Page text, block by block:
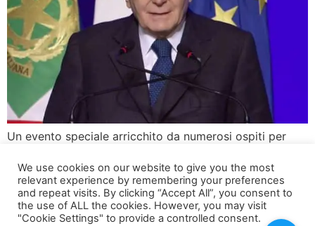
Un evento speciale arricchito da numerosi ospiti per
ufficialmente inaugurato le celebrazioni per il suo ruolo
di Capitale Italiana della Cultura 2025 con una
cerimonia che ha catturato l’attenzione di un vasto
pubblico. L’evento, trasmesso ieri mattina alle 11 su Rai
We use cookies on our website to give you the most
relevant experience by remembering your preferences
and repeat visits. By clicking “Accept All”, you consent to
the use of ALL the cookies. However, you may visit
"Cookie Settings" to provide a controlled consent.